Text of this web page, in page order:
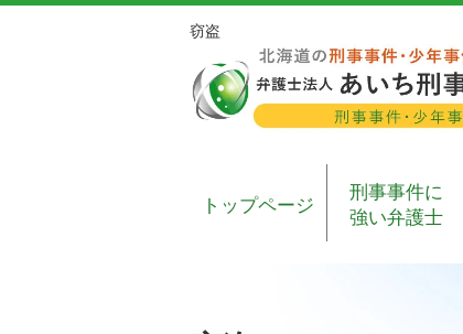
窃盗
トップページ
刑事事件に
強い弁護士